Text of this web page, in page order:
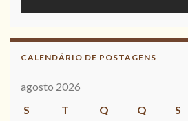
CALENDÁRIO DE POSTAGENS
agosto 2026
S
T Q Q S